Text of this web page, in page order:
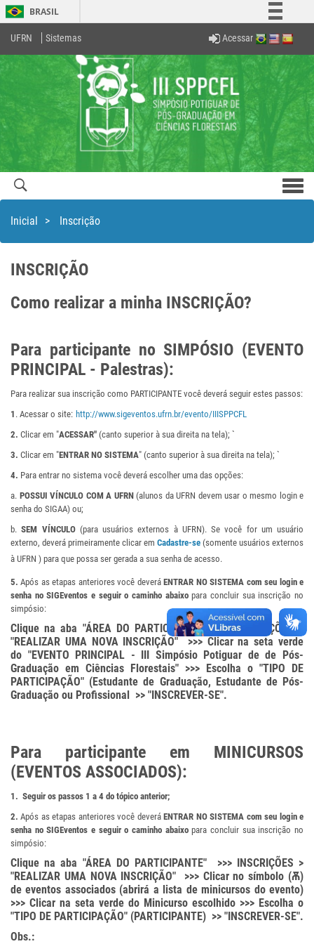
BRASIL
Simplifique!
Comunica BR
Participe
Acesso à informação
Legislação
Canais
UFRN Sistemas Acessar
Inicial > Inscrição
INSCRIÇÃO
Como realizar a minha INSCRIÇÃO?
Para participante no SIMPÓSIO (EVENTO
PRINCIPAL - Palestras):
Para realizar sua inscrição como PARTICIPANTE você deverá seguir estes passos:
1 . Acessar o site: http://www.sigeventos.ufrn.br/evento/IIISPPCFL
2. Clicar em "ACESSAR" (canto superior à sua direita na tela); `
3. Clicar em "ENTRAR NO SISTEMA" (canto superior à sua direita na tela); `
4. Para entrar no sistema você deverá escolher uma das opções:
a. POSSUI VÍNCULO COM A UFRN(alunos da UFRN devem usar o mesmo login e
senha do SIGAA) ou;
b.SEM VÍNCULO (para usuários externos à UFRN). Se você for um usuário
externo, deverá primeiramente clicar em  Cadastre-se (somente usuários externos
à UFRN ) para que possa ser gerada a sua senha de acesso.
5. Após as etapas anteriores você deveráENTRAR NO SISTEMA com seu login e
senha no SIGEventos e seguir o caminho abaixopara concluir sua inscrição no
simpósio:
Clique na aba "ÁREA DO PARTICIPANTE" >>> INSCRIÇÕES >
"REALIZAR UMA NOVA INSCRIÇÃO" >>> Clicar na seta verde
do "EVENTO PRINCIPAL - III Simpósio Potiguar de de Pós-
Graduação em Ciências Florestais" >>> Escolha o "TIPO DE
PARTICIPAÇÃO" (Estudante de Graduação, Estudante de Pós-
Graduação ou Profissional >> "INSCREVER-SE".
Para participante em MINICURSOS
(EVENTOS ASSOCIADOS):
1. Seguir os passos 1 a 4 do tópico anterior;
2. Após as etapas anteriores você deveráENTRAR NO SISTEMA com seu login e
senha no SIGEventos e seguir o caminho abaixopara concluir sua inscrição no
simpósio:
Clique na aba "ÁREA DO PARTICIPANTE" >>> INSCRIÇÕES >
"REALIZAR UMA NOVA INSCRIÇÃO" >>> Clicar no símbolo (Ѫ)
de eventos associados (abrirá a lista de minicursos do evento)
>>> Clicar na seta verde do Minicurso escolhido >>> Escolha o
"TIPO DE PARTICIPAÇÃO" (PARTICIPANTE) >> "INSCREVER-SE".
Obs.: